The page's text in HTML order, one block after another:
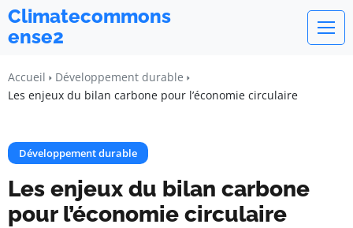
Climatecommons
ense2
Accueil
Développement durable
Les enjeux du bilan carbone pour l’économie circulaire
Développement durable
Les enjeux du bilan carbone
pour l’économie circulaire